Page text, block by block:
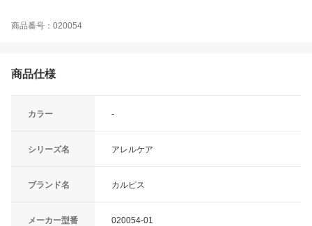
商品番号：020054
商品仕様
カラー -
シリーズ名 アレルケア
ブランド名 カルピス
メーカー型番 020054-01